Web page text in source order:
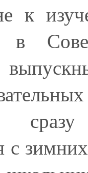
к
в
с